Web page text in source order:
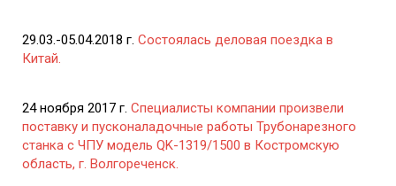
29.03.-05.04.2018 г. Состоялась деловая поездка в
Китай.
24 ноября 2017 г. Специалисты компании произвели
поставку и пусконаладочные работы Трубонарезного
станка с ЧПУ модель QK-1319/1500 в Костромскую
область, г. Волгореченск.